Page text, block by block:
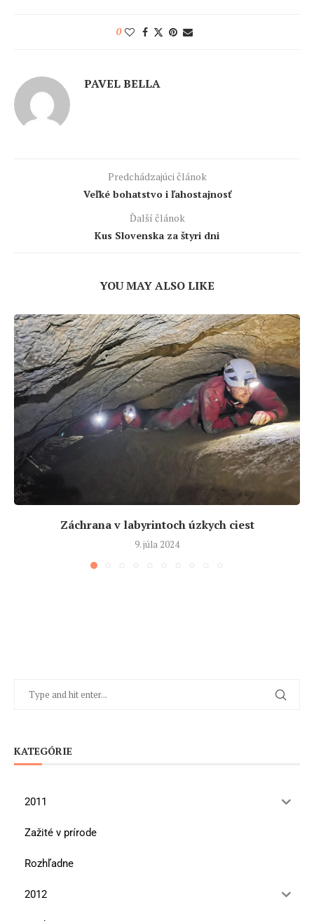
0
PAVEL BELLA
Predchádzajúci článok
Veľké bohatstvo i ľahostajnosť
Ďalší článok
Kus Slovenska za štyri dni
YOU MAY ALSO LIKE
Záchrana v labyrintoch úzkych ciest
9. júla 2024
KATEGÓRIE
2011
Zažité v prírode
Rozhľadne
2012